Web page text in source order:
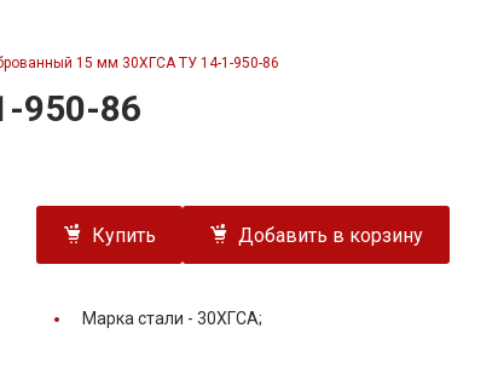
15 мм 30ХГСА ТУ 14-1-950-86
950-86
Купить Добавить в корзину
Марка стали - 30ХГСА;